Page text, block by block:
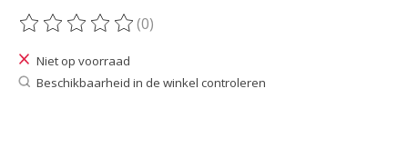
De beoordeling van dit product is
(0)
Niet op voorraad
Beschikbaarheid in de winkel controleren